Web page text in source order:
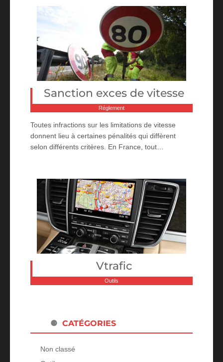
Sanction exces de vitesse
Réglement
Toutes infractions sur les limitations de vitesse
donnent lieu à certaines pénalités qui diffèrent
selon différents critères. En France, tout…
Vtrafic
Outils
CATÉGORIES
Non classé